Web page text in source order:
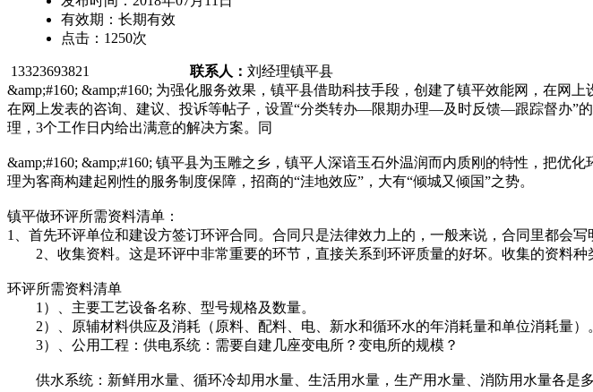
有效期： 长期有效
点击： 1250次
13323693821 联系人： 刘经理镇平县
&amp;#160; &amp;#160; 为强化服务效果，镇平县借助科技手段，创建了镇平效能网，在
在网上发表的咨询、建议、投诉等帖子，设置“分类转办—限期办理—及时反馈—跟踪督办”
理，3个工作日内给出满意的解决方案。同
&amp;#160; &amp;#160; 镇平县为玉雕之乡，镇平人深谙玉石外温润而内质刚的特性，把
理为客商构建起刚性的服务制度保障，招商的“洼地效应”，大有“倾城又倾国”之势。
镇平做环评所需资料清单：
1、首先环评单位和建设方签订环评合同。合同只是法律效力上的，一般来说，合同里都会写
2、收集资料。这是环评中非常重要的环节，直接关系到环评质量的好坏。收集的资料种
环评所需资料清单
1）、主要工艺设备名称、型号规格及数量。
2）、原辅材料供应及消耗（原料、配料、电、新水和循环水的年消耗量和单位消耗量）
3）、公用工程：供电系统：需要自建几座变电所？变电所的规模？
供水系统：新鲜用水量、循环冷却用水量、生活用水量，生产用水量、消防用水量各是